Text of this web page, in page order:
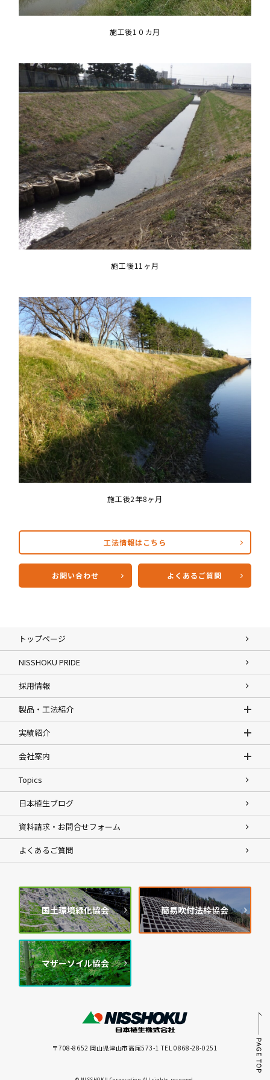
施工後1０カ月
施工後11ヶ月
施工後2年8ヶ月
工法情報はこちら
お問い合わせ よくあるご質問
トップページ
NISSHOKU PRIDE
採用情報
製品・工法紹介
実績紹介
会社案内
Topics
日本植生ブログ
資料請求・お問合せフォーム
よくあるご質問
国土環境緑化協会 簡易吹付法枠協会
マザーソイル協会
〒708-8652 岡山県津山市高尾573-1 TEL 0868-28-0251